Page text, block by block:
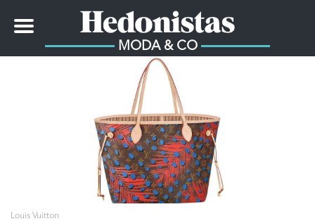
Toggle
navigation
MODA & CO
Louis Vuitton